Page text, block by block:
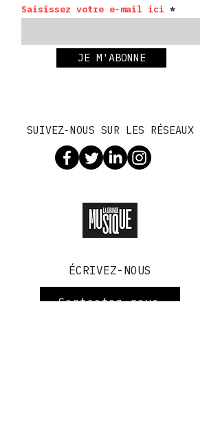
Saisissez votre e-mail ici
JE M'ABONNE
SUIVEZ-NOUS SUR LES RÉSEAUX
ÉCRIVEZ-NOUS
Contactez-nous